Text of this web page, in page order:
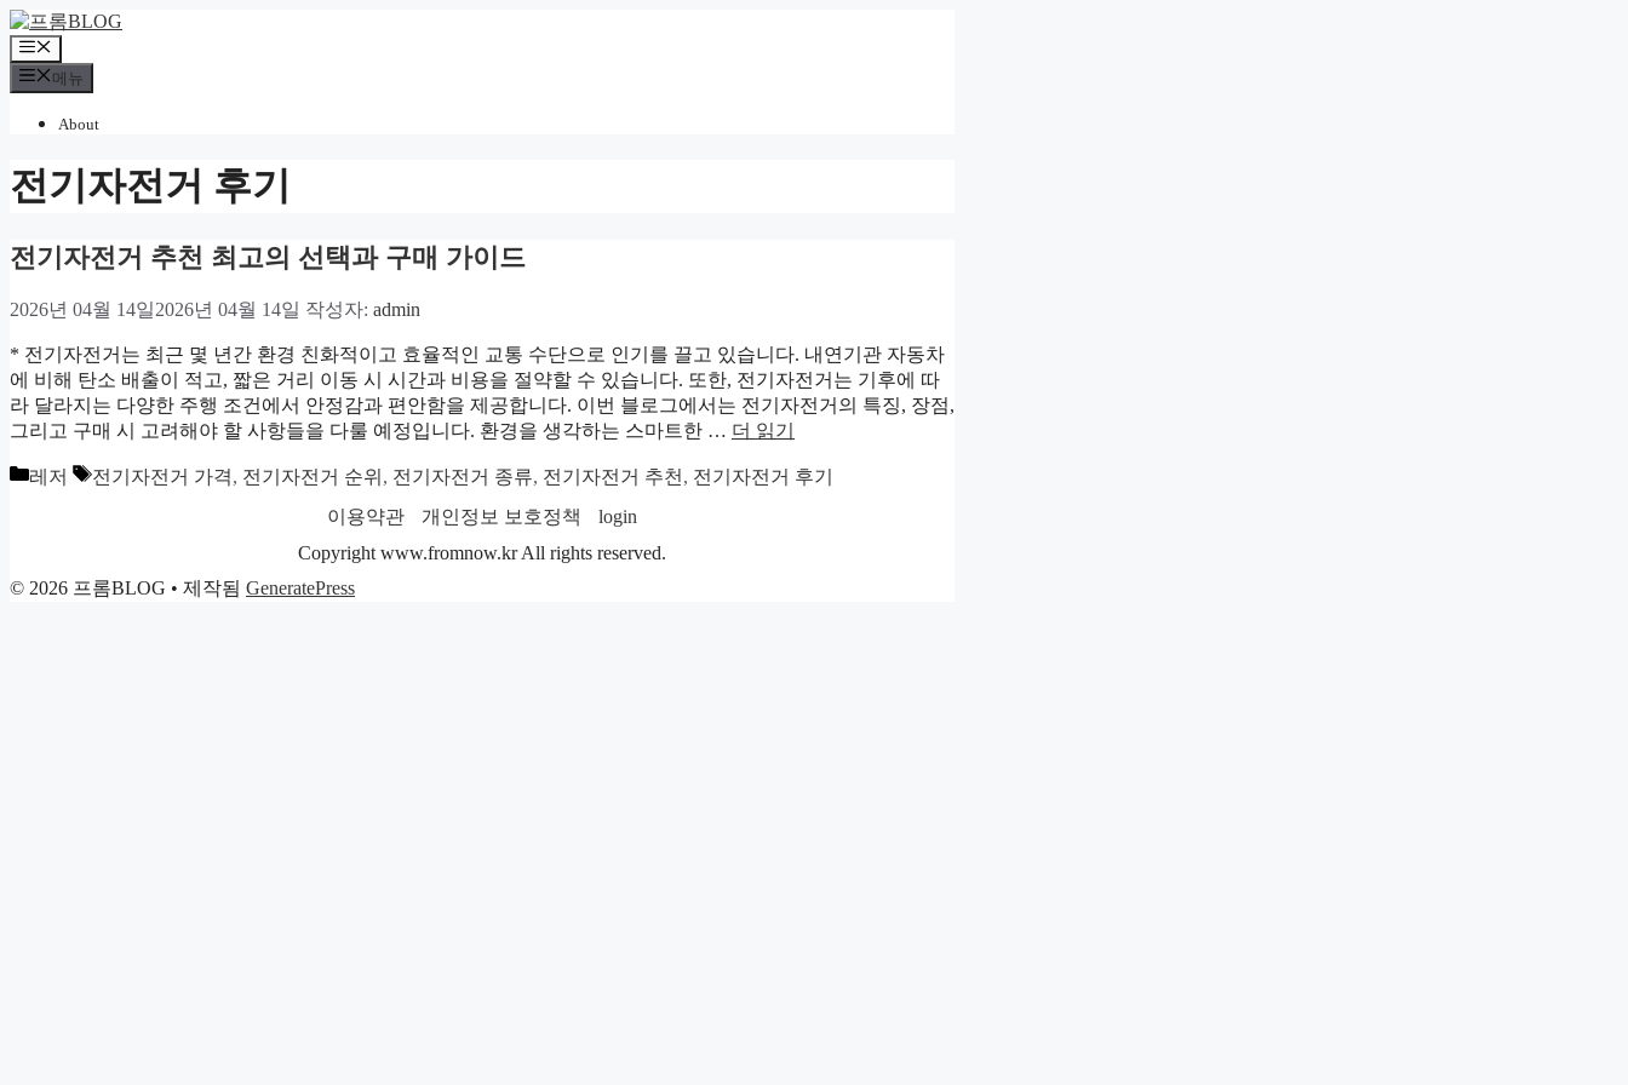
컨
텐
츠
로
뛰
기
메
뉴
메뉴
About
전기자전거 후기
전기자전거 추천 최고의 선택과 구매 가이드
2026년 04월 14일2026년 04월 14일 작성자: admin
* 전기자전거는 최근 몇 년간 환경 친화적이고 효율적인 교통 수단으로 인기를 끌고 있습니다. 내연기관 자동차
에 비해 탄소 배출이 적고, 짧은 거리 이동 시 시간과 비용을 절약할 수 있습니다. 또한, 전기자전거는 기후에 따
라 달라지는 다양한 주행 조건에서 안정감과 편안함을 제공합니다. 이번 블로그에서는 전기자전거의 특징, 장점,
그리고 구매 시 고려해야 할 사항들을 다룰 예정입니다. 환경을 생각하는 스마트한 … 더 읽기
카
레저
태
전기자전거 가격, 전기자전거 순위 , 전기자전거 종류, 전기자전거 추천 , 전기자전거 후기
이용약관
개인정보 보호정책
login
Copyright www.fromnow.kr All rights reserved.
© 2026 프롬BLOG • 제작됨 GeneratePress